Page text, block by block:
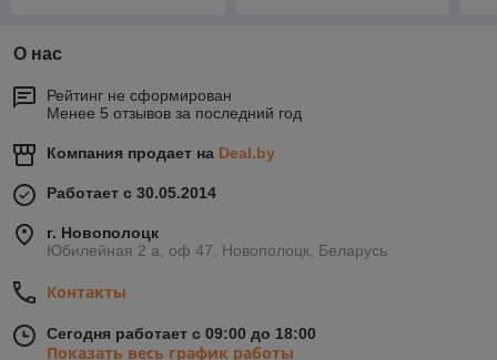
О нас
Рейтинг не сформирован
Менее 5 отзывов за последний год
Компания продает на Deal.by
Работает с 30.05.2014
г. Новополоцк
Юбилейная 2 а, оф 47, Новополоцк, Беларусь
Контакты
Сегодня работает с 09:00 до 18:00
Показать весь график работы